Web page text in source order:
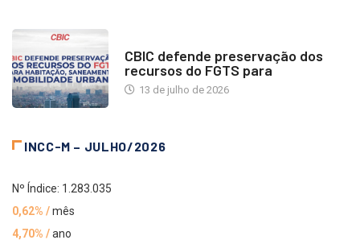
CBIC defende preservação dos
recursos do FGTS para
13 de julho de 2026
INCC-M – JULHO/2026
Nº Índice: 1.283.035
0,62% /mês
4,70% /ano